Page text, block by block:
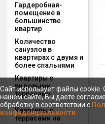
Гардеробная-
помещение в
большинстве
квартир
Количество
санузлов в
квартирах с двумя и
более спальнями
Квартиры с
видовыми
террасами
Квартиры с
террасами на
Сайт использует файлы cookie.
нашем сайте, Вы даете
обработку в соответствии с
конфиденциальности